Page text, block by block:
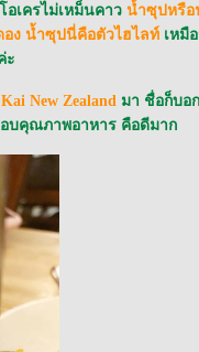
อเครไม่เหม็นคาว น้ำซุปหรือ
อง น้ำซุปนี่คือตัวไฮไลท์ เหมื
ะ
Kai New Zealand มา ชื่อก็บอ
บคุณภาพอาหาร คือดีมาก